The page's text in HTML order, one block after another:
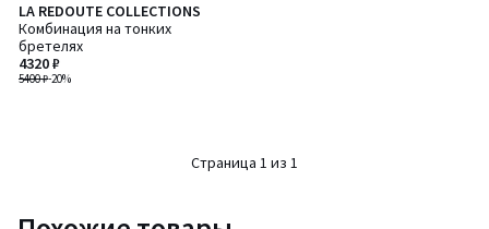
LA REDOUTE COLLECTIONS
Комбинация на тонких
бретелях
5400 ₽-20%
4320 ₽
Страница 1 из 1